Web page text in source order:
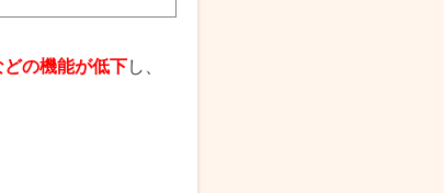
の機能が低下し、